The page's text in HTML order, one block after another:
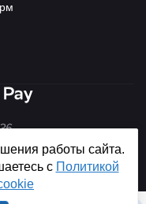
офертой (ст. 437
работы сайта.
с Политикой